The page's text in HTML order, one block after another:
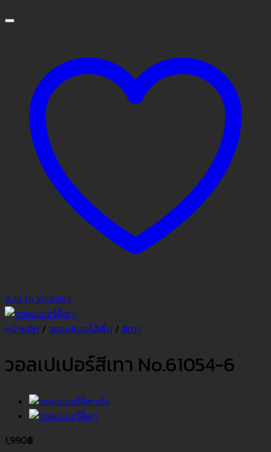
Add to Wishlist
หน้าหลัก / วอลเปเปอร์สีพื้น / สีเทา
วอลเปเปอร์สีเทา No.61054-6
1,990฿